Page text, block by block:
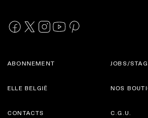
ABONNEMENT
ELLE BELGIË
JOBS/
NOS
CONTACTS C.G.U.